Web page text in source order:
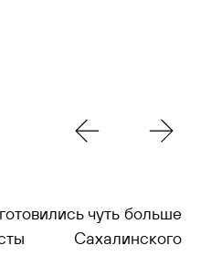
чуть больше
Сахалинского